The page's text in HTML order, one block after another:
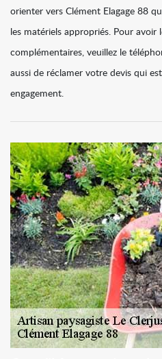
orienter vers Clément Elagage 88
les matériels appropriés. Pour avoir
complémentaires, veuillez le
aussi de réclamer votre devis qui
engagement.